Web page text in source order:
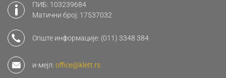
ПИБ: 103239684
Матични број: 17537032
Опште информације: (011) 3348 384
и-мејл: office@klett.rs